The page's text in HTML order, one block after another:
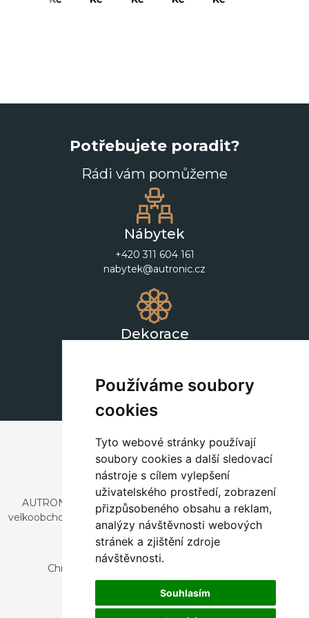
Používáme soubory
cookies
Tyto webové stránky používají
soubory cookies a další sledovací
nástroje s cílem vylepšení
uživatelského prostředí, zobrazení
přizpůsobeného obsahu a reklam,
analýzy návštěvnosti webových
stránek a zjištění zdroje
návštěvnosti.
Souhlasím
Potřebujete poradit?
Rádi vám pomůžeme
Nábytek
+420 311 604 161
nabytek@autronic.cz
Dekorace
AUTRONIC, s.r.o. je společnost zabývající se dovozem a
velkoobchodním prodejem designového i stylového nábytku
a dekorací.
Česká republika
Chrustenice 270, 267 12 Loděnice u Berouna
Slovensko
Nová 366, 032 02 Závažná Poruba